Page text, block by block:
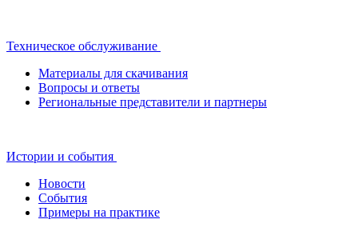
Техническое обслуживание
Материалы для скачивания
Вопросы и ответы
Региональные представители и партнеры
Истории и события
Новости
События
Примеры на практике